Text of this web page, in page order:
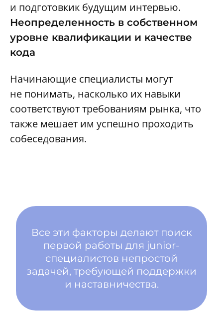
и подготовкик будущим интервью.
Неопределенность в собственном
уровне квалификации и качестве
кода
Начинающие специалисты могут
не понимать, насколько их навыки
соответствуют требованиям рынка, что
также мешает им успешно проходить
собеседования.
Все эти факторы делают поиск
первой работы для junior-
специалистов непростой
задачей, требующей поддержки
и наставничества.